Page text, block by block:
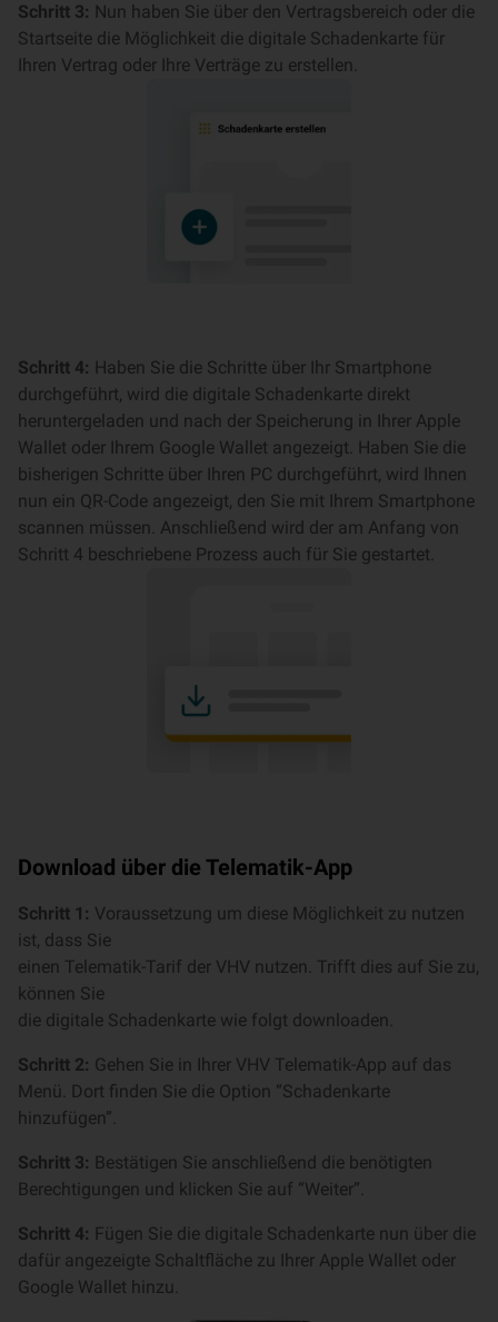
Schritt 3: Nun haben Sie über den Vertragsbereich oder die
Startseite die Möglichkeit die digitale Schadenkarte für
Ihren Vertrag oder Ihre Verträge zu erstellen.
Schritt 4:
Haben Sie die Schritte über Ihr Smartphone
durchgeführt, wird die digitale Schadenkarte direkt
heruntergeladen und nach der Speicherung in Ihrer Apple
Wallet oder Ihrem Google Wallet angezeigt. Haben Sie die
bisherigen Schritte über Ihren PC durchgeführt, wird Ihnen
nun ein QR-Code angezeigt, den Sie mit Ihrem Smartphone
scannen müssen. Anschließend wird der am Anfang von
Schritt 4 beschriebene Prozess auch für Sie gestartet.
Download über die Telematik-App
Schritt 1: Voraussetzung um diese Möglichkeit zu nutzen
ist, dass Sie
einen Telematik-Tarif der VHV nutzen. Trifft dies auf Sie zu,
können Sie
die digitale Schadenkarte wie folgt downloaden.
Schritt 2: Gehen Sie in Ihrer VHV Telematik-App auf das
Menü. Dort finden Sie die Option “Schadenkarte
hinzufügen”.
Schritt 3: Bestätigen Sie anschließend die benötigten
Berechtigungen und klicken Sie auf “Weiter”.
Schritt 4: Fügen Sie die digitale Schadenkarte nun über die
dafür angezeigte Schaltfläche zu Ihrer Apple Wallet oder
Google Wallet hinzu.